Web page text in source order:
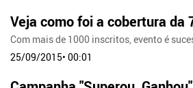
Veja como foi a cobertura da
Com mais de 1000 inscritos, evento é
25/09/2015• 00:01